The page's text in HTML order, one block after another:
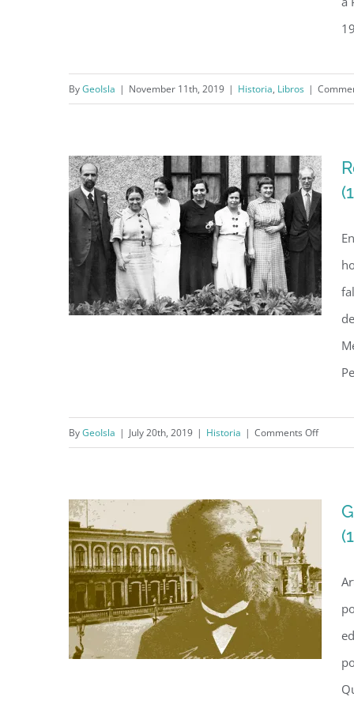
expresión” por Concha
Meléndez (1940)
ByGeoIsla | November 11th, 2019 | Historia, Libros |
S. Pedreira (1940)
ByGeoIsla | July 20th, 2019 | Historia | Comments Offon
Antonio
(1940)